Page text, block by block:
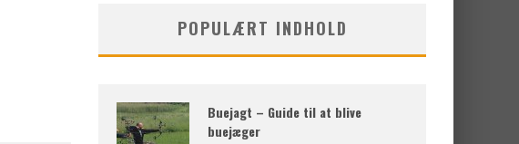
POPULÆRT INDHOLD
Buejagt – Guide til at blive
buejæger